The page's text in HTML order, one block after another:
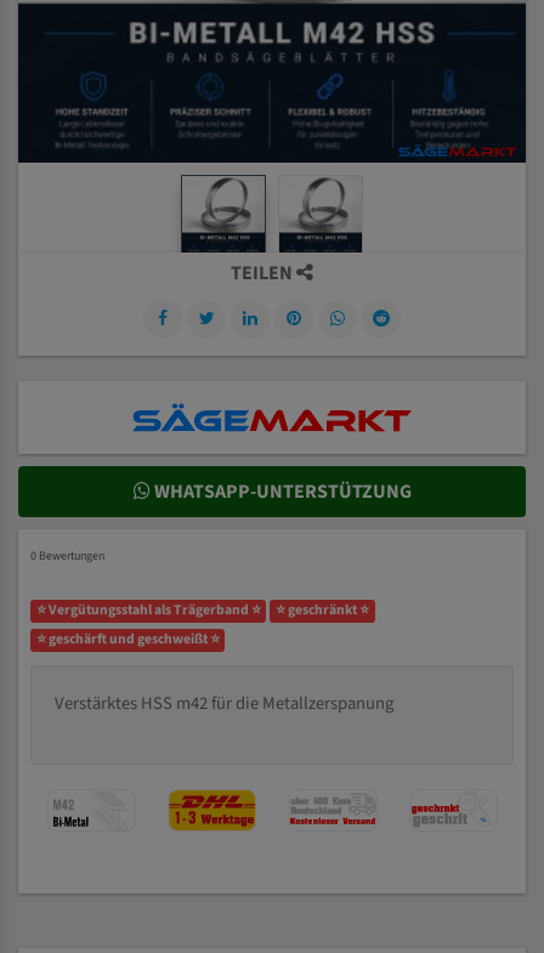
TEILEN
WHATSAPP-UNTERSTÜTZUNG
0 Bewertungen
⭐ Vergütungsstahl als Trägerband ⭐
⭐ geschränkt ⭐
⭐ geschärft und geschweißt ⭐
Verstärktes HSS m42 für die Metallzerspanung